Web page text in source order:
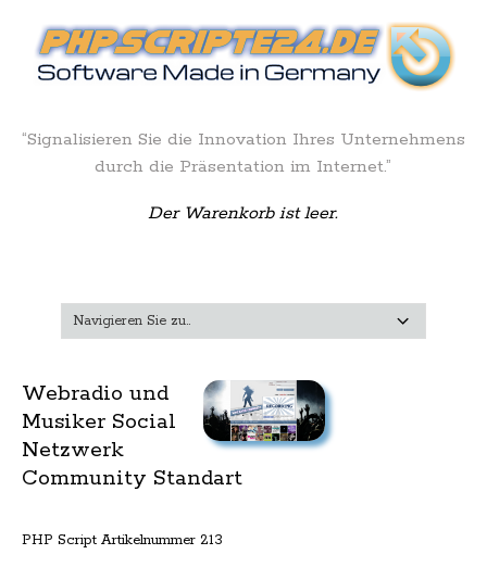
“Signalisieren Sie die Innovation Ihres Unternehmens
durch die Präsentation im Internet.”
Der Warenkorb ist leer.
Webradio und
Musiker Social
Netzwerk
Community Standart
PHP Script Artikelnummer 213